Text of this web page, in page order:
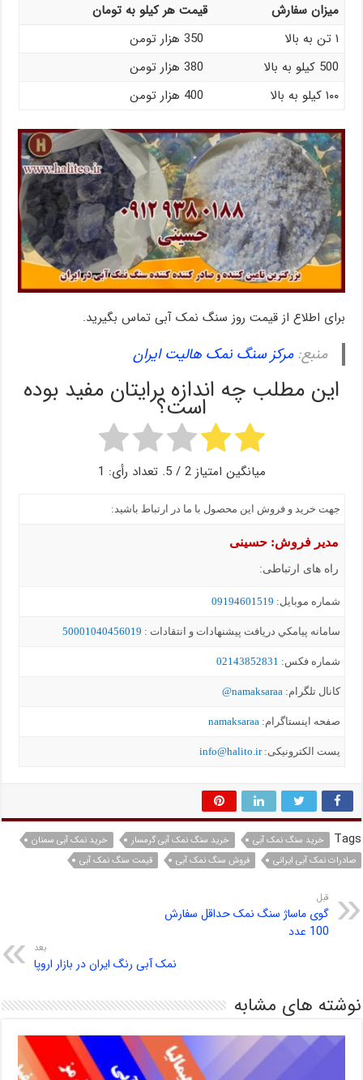
میزان سفارش
قیمت هر کیلو به تومان
۱ تن به بالا
500 کیلو به بالا
۱۰۰ کیلو به بالا
برای اطلاع از قیمت روز سنگ نمک آبی تماس بگیرید.
منبع:مرکز سنگ نمک هالیت ایران
این مطلب چه اندازه برایتان مفید بوده
است؟
میانگین امتیاز2 / 5. تعداد رأی: 1
جهت خرید و فروش این محصول با ما در ارتباط باشید:
مدیر فروش: حسینی
راه های ارتباطی:
شماره موبايل: 09194601519
سامانه پيامکي دریافت پیشنهادات و انتقادات : 50001040456019
شماره فکس: 02143852831
کانال تلگرام:namaksaraa@
صفحه اینستاگرام:namaksaraa
یست الکترونیکی:info@halito.ir
Tags خرید سنگ نمک آبی خرید سنگ نمک آبی گرمسار
خرید نمک آبی سمنان
صادرات نمک آبی ایرانی
فروش سنگ نمک آبی قیمت سنگ نمک آبی
قبل
گوی ماساژ سنگ نمک حداقل سفارش
100 عدد
بعد
نمک آبی رنگ ایران در بازار اروپا
نوشته های مشابه